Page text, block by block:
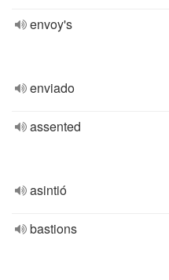
envoy's
enviado
assented
asintió
bastions